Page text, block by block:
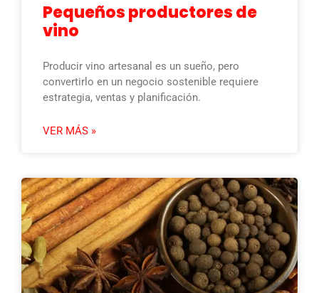
Pequeños productores de
vino
Producir vino artesanal es un sueño, pero
convertirlo en un negocio sostenible requiere
estrategia, ventas y planificación.
VER MÁS »